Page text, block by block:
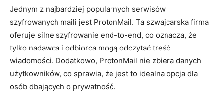
Jednym z najbardziej popularnych serwisów
szyfrowanych maili jest ProtonMail. Ta szwajcarska firma
oferuje silne szyfrowanie end-to-end, co oznacza, że
tylko nadawca i odbiorca mogą odczytać treść
wiadomości. Dodatkowo, ProtonMail nie zbiera danych
użytkowników, co sprawia, że jest to idealna opcja dla
osób dbających o prywatność.